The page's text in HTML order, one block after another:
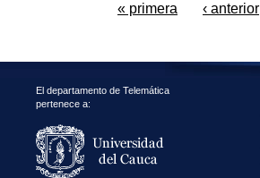
« primera ‹ anterior
El departamento de Telemática
pertenece a: